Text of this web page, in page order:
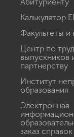
Абитуриенту
Калькулятор
Факультеты и
Центр по
выпускников
партнерству
Институт
образования
Электронная
заказ справок